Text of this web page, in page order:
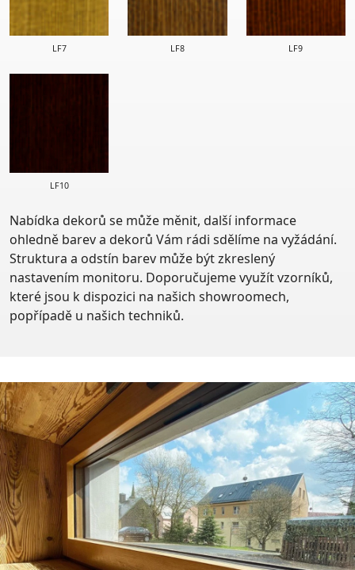
LF7 LF8 LF9
LF10
Nabídka dekorů se může měnit, další informace
ohledně barev a dekorů Vám rádi sdělíme na vyžádání.
Struktura a odstín barev může být zkreslený
nastavením monitoru. Doporučujeme využít vzorníků,
které jsou k dispozici na našich showroomech,
popřípadě u našich techniků.